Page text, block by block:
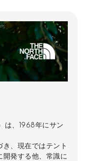
は、1968年にサン
き、現在ではテント
発する他、常識に